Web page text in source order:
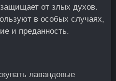
от злых духов.
в особых случаях,
и преданность.
лавандовые